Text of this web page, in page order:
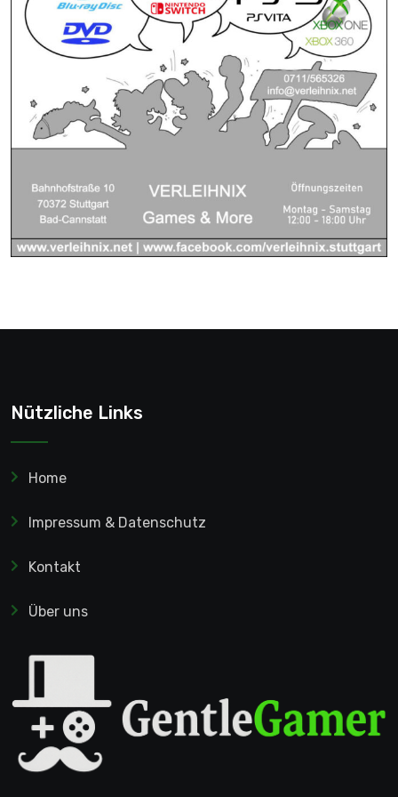
Nützliche Links
Home
Impressum & Datenschutz
Kontakt
Über uns